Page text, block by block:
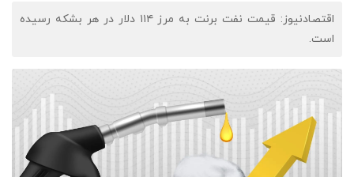
اقتصادنیوز: قیمت نفت برنت به مرز ۱۱۴ دلار در هر بشکه رسیده
است.